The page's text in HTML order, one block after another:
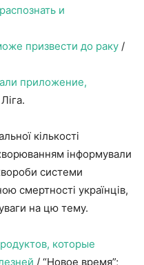
и
призвести до раку /
приложение,
кількості
інформували
системи
смертності українців,
на цю тему.
которые
/ “Новое время”;